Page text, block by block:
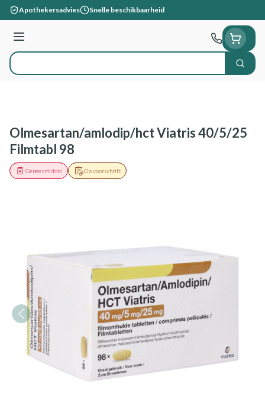
Ga naar de inhoud
Apothekersadvies Snelle beschikbaarheid
Menu
Product, merk, categorie... Zoek
Olmesartan/amlodip/hct Viatris 40/5/25
Filmtabl 98
Op voorschrift
Geneesmiddel